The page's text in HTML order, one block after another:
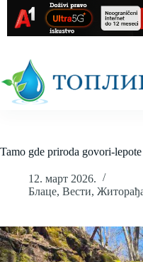
content
Tamo gde priroda govori-
12. март 2026.
Блаце, Вести,